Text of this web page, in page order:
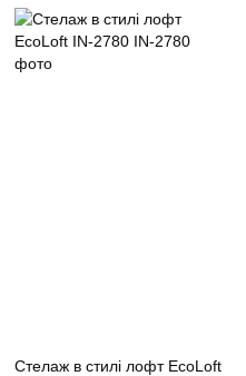
Cтелаж в стилі лофт EcoLoft